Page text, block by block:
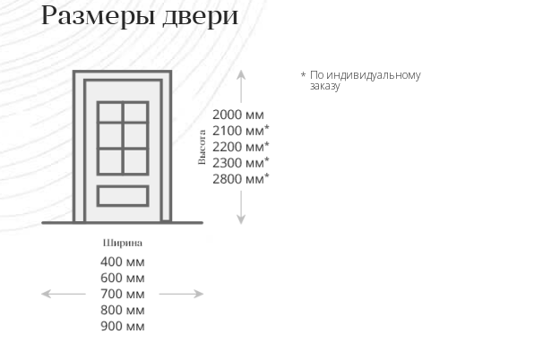
Размеры двери
По индивидуальному
заказу